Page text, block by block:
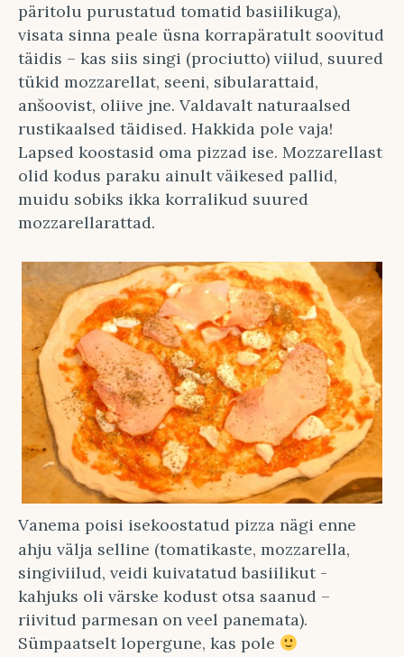
päritolu purustatud tomatid basiilikuga),
visata sinna peale üsna korrapäratult soovitud
täidis – kas siis singi (prociutto) viilud, suured
tükid mozzarellat, seeni, sibularattaid,
anšoovist, oliive jne. Valdavalt naturaalsed
rustikaalsed täidised. Hakkida pole vaja!
Lapsed koostasid oma pizzad ise. Mozzarellast
olid kodus paraku ainult väikesed pallid,
muidu sobiks ikka korralikud suured
mozzarellarattad.
Vanema poisi isekoostatud pizza nägi enne
ahju välja selline (tomatikaste, mozzarella,
singiviilud, veidi kuivatatud basiilikut -
kahjuks oli värske kodust otsa saanud –
riivitud parmesan on veel panemata).
Sümpaatselt lopergune, kas pole